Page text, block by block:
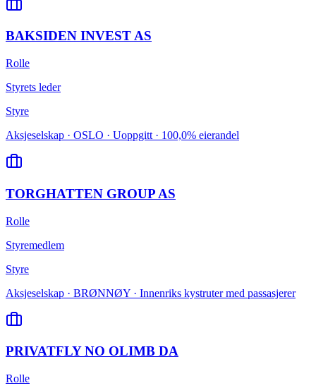
BAKSIDEN INVEST AS
Rolle
Styrets leder
Styre
Aksjeselskap · OSLO · Uoppgitt · 100,0% eierandel
TORGHATTEN GROUP AS
Rolle
Styremedlem
Styre
Aksjeselskap · BRØNNØY · Innenriks kystruter med passasjerer
PRIVATFLY NO OLIMB DA
Rolle